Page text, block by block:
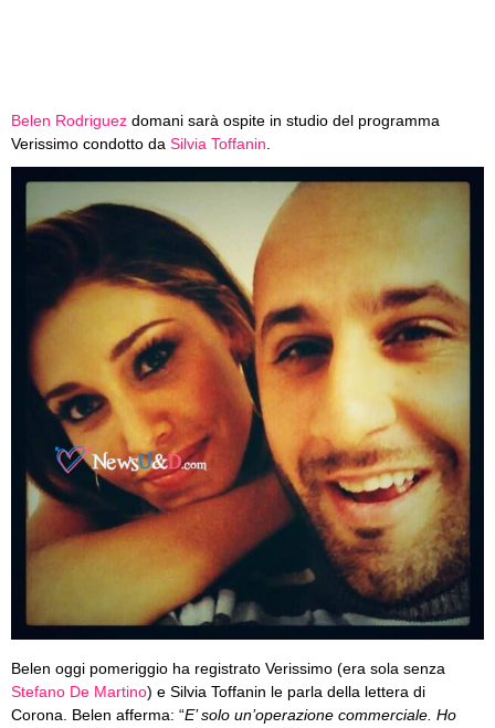
Belen Rodriguez domani sarà ospite in studio del programma
Verissimo condotto da Silvia Toffanin
Belen oggi pomeriggio ha registrato Verissimo (era sola senza
Stefano De Martino) e Silvia Toffanin le parla della lettera di
Corona. Belen afferma: “E’ solo un’operazione commerciale. Ho